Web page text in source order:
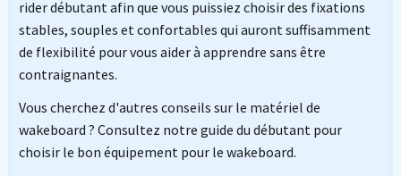
rider débutant afin que vous puissiez choisir des fixations
stables, souples et confortables qui auront suffisamment
de flexibilité pour vous aider à apprendre sans être
contraignantes.
Vous cherchez d'autres conseils sur le matériel de
wakeboard ? Consultez notre guide du débutant pour
choisir le bon équipement pour le wakeboard.